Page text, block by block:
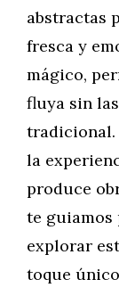
abstractas
fresca y
mágico,
fluya sin
tradicional.
la
produce
te guiamos
explorar
toque